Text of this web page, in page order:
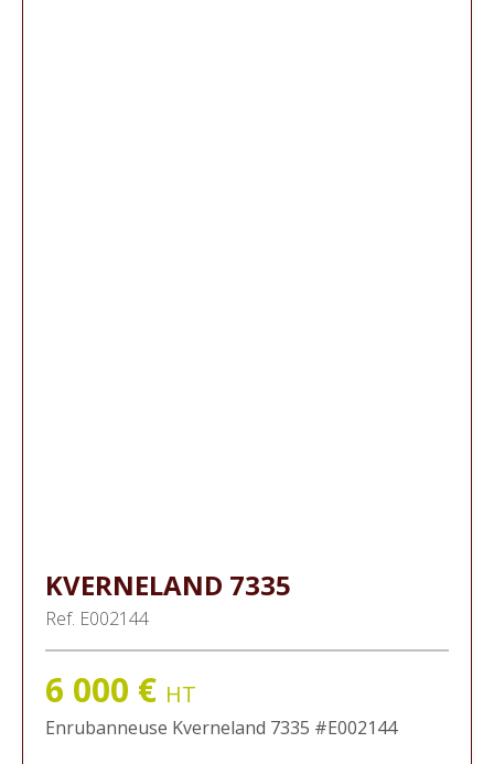
Enrubanneuse Kverneland 7335 #E002144
KVERNELAND 7335
Ref. E002144
6 000 € HT